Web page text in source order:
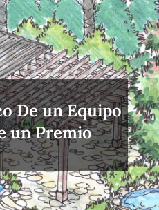
De un Equipo
un Premio